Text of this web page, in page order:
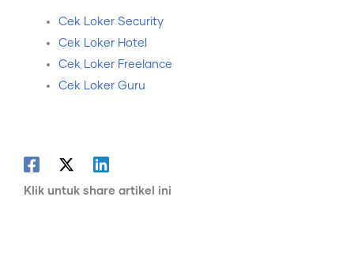
Cek Loker Security
Cek Loker Hotel
Cek Loker Freelance
Cek Loker Guru
Klik untuk share artikel ini